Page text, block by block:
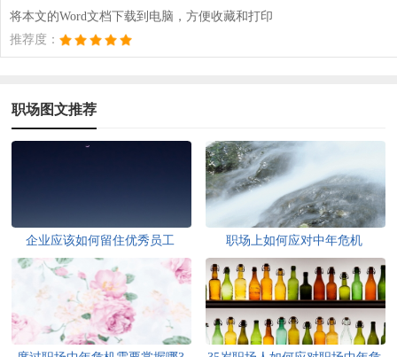
将本文的Word文档下载到电脑，方便收藏和打印
推荐度：
职场图文推荐
企业应该如何留住优秀员工 职场上如何应对中年危机